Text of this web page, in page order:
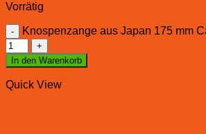
Vorrätig
Knospenzange aus Japan 175 mm
In den Warenkorb
Quick View